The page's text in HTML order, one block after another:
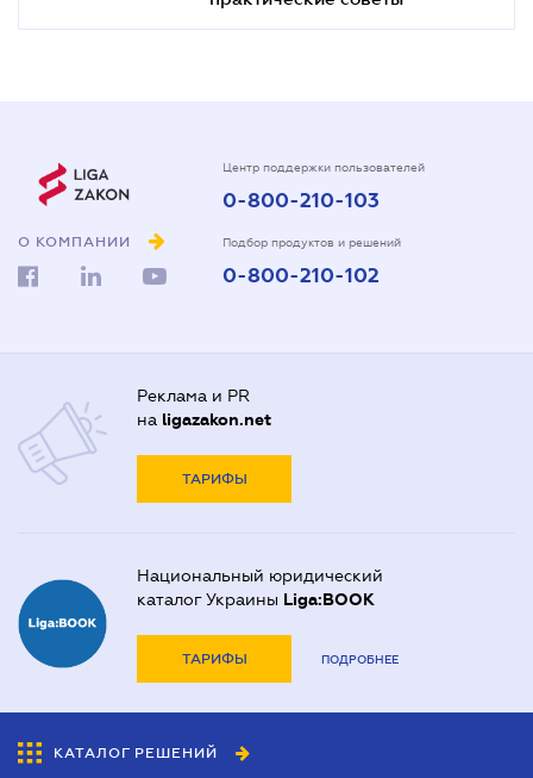
О КОМПАНИИ
Центр поддержки пользователей
0-800-210-103
Подбор продуктов и решений
0-800-210-102
Реклама и PR
на ligazakon.net
ТАРИФЫ
Национальный юридический
каталог Украины Liga:BOOK
ТАРИФЫ ПОДРОБНЕЕ
КАТАЛОГ РЕШЕНИЙ